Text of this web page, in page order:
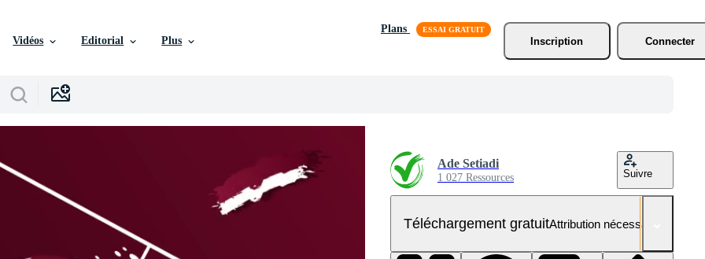
Vidéos Editorial Plus
Plans
Inscription
Connecter
Ade Setiadi
1 027 Ressources Suivre
Téléchargement gratuitAttribution nécessaire